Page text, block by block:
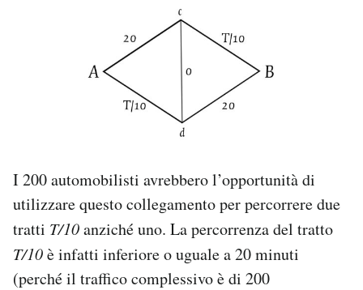
I 200 automobilisti avrebbero l’opportunità di
utilizzare questo collegamento per percorrere due
tratti T/10anziché uno. La percorrenza del tratto
T/10è infatti inferiore o uguale a 20 minuti
(perché il traffico complessivo è di 200